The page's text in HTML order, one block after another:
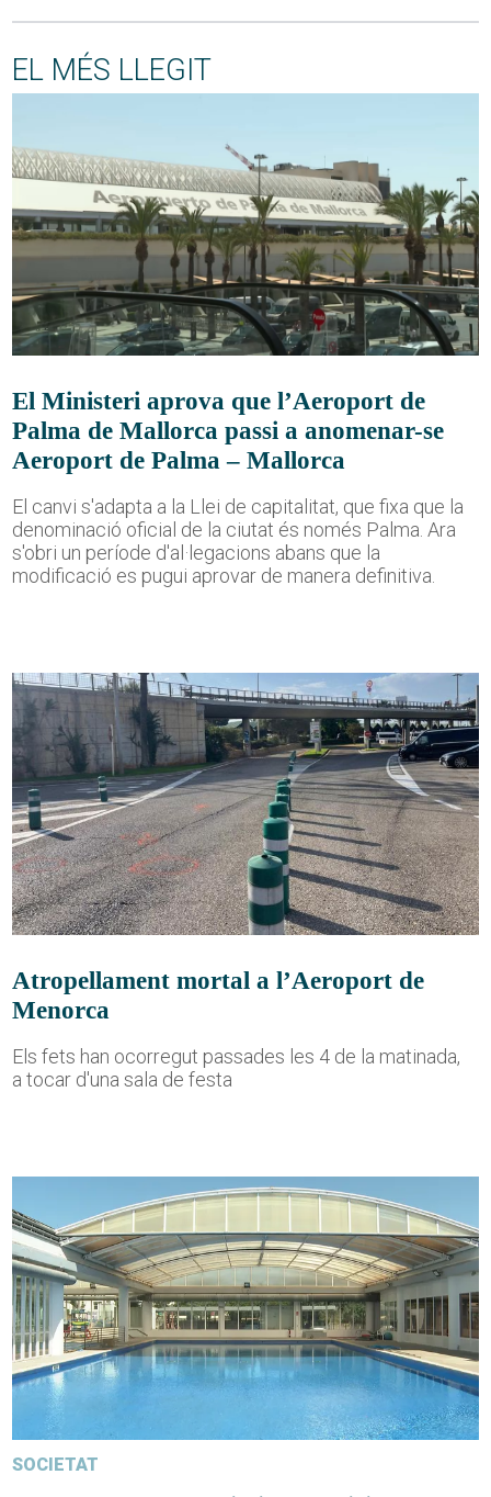
EL MÉS LLEGIT
El Ministeri aprova que l’Aeroport de
Palma de Mallorca passi a anomenar-se
Aeroport de Palma – Mallorca
El canvi s'adapta a la Llei de capitalitat, que fixa que la
denominació oficial de la ciutat és només Palma. Ara
s'obri un període d'al·legacions abans que la
modificació es pugui aprovar de manera definitiva.
Atropellament mortal a l’Aeroport de
Menorca
Els fets han ocorregut passades les 4 de la matinada,
a tocar d'una sala de festa
SOCIETAT